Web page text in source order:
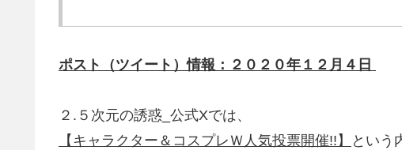
ポスト（ツイート）情報：２０２０年１２月４日
２.５次元の誘惑_公式Xでは、
【キャラクター＆コスプレＷ人気投票開催!!】
という